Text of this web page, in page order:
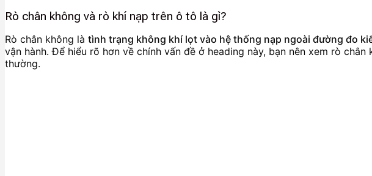
Rò chân không và rò khí nạp trên ô tô là gì?
Rò chân không là tình trạng không khí lọt vào hệ thống nạp ngoài đường đo
vận hành. Để hiểu rõ hơn về chính vấn đề ở heading này, bạn nên xem rò
thường.